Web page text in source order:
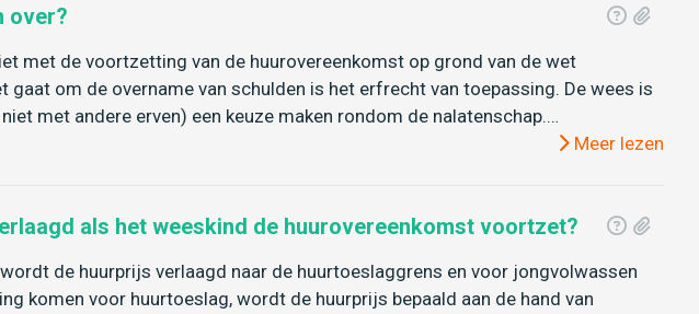
over?
met de voortzetting van de huurovereenkomst op grond van de wet
gaat om de overname van schulden is het erfrecht van toepassing. De wees is
met andere erven) een keuze maken rondom de nalatenschap.…
Meer lezen
als het weeskind de huurovereenkomst voortzet?
de huurprijs verlaagd naar de huurtoeslaggrens en voor jongvolwassen
komen voor huurtoeslag, wordt de huurprijs bepaald aan de hand van